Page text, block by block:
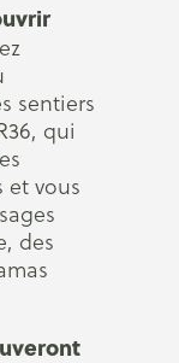
sentiers
qui
et vous
des